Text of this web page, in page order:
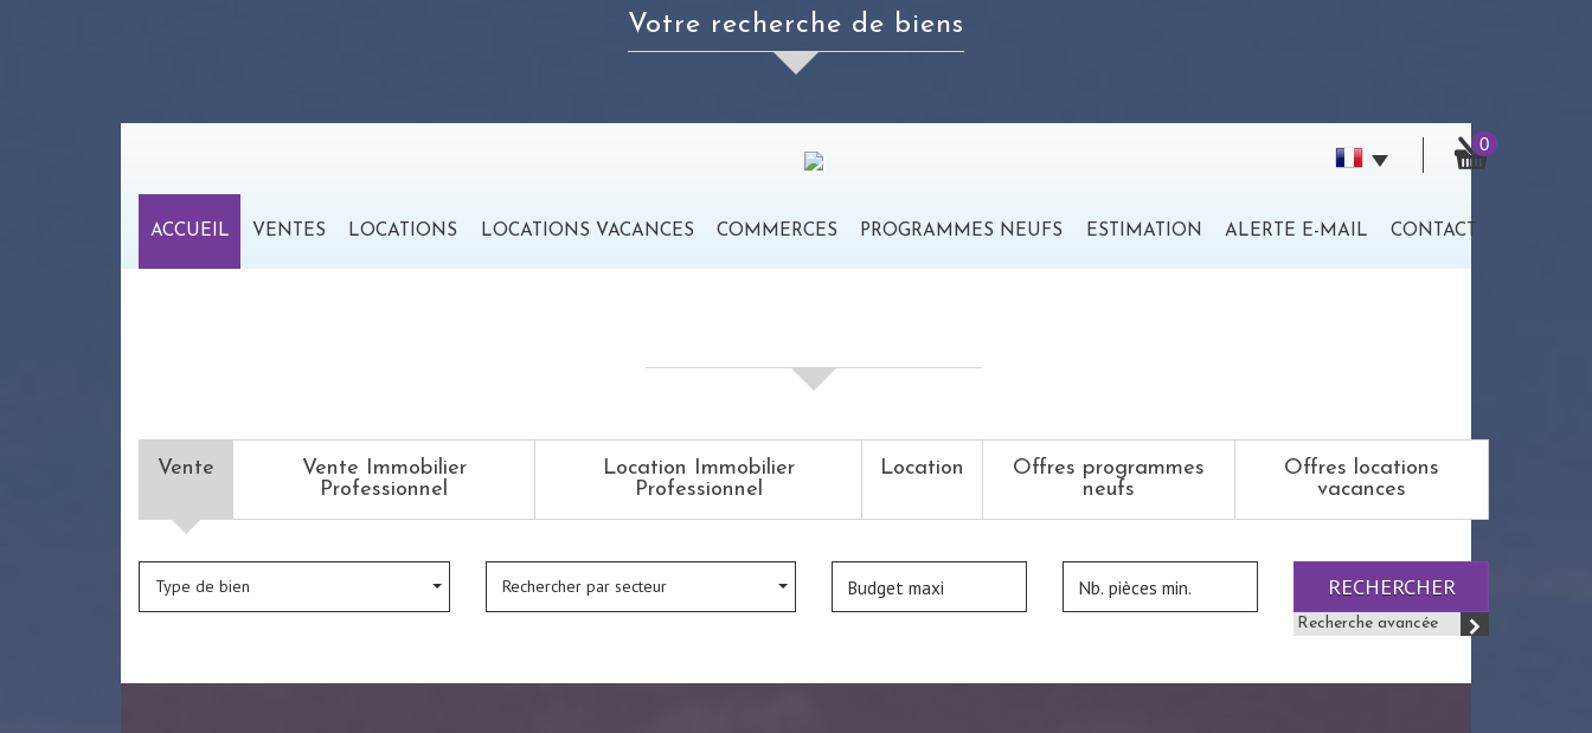
Votre recherche de biens
0
ACCUEIL VENTES LOCATIONS LOCATIONS VACANCES COMMERCES PROGRAMMES NEUFS ESTIMATION ALERTE E-MAIL CONTACT
Vente
Vente Immobilier
Professionnel
Location Immobilier
Professionnel
Location
Offres programmes
neufs
Offres locations
vacances
Type de bien Rechercher par secteur RECHERCHER
Recherche avancée